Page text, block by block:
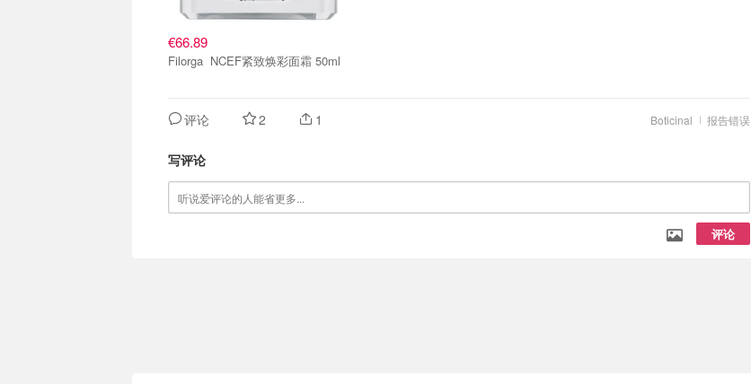
€66.89
Filorga NCEF紧致焕彩面霜 50ml
报告错误
Boticinal
评论 2 1
写评论
评论